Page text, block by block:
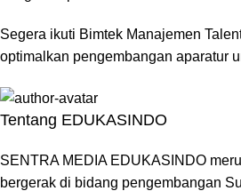
Segera ikuti Bimtek Manajemen
optimalkan pengembangan aparatur
Tentang EDUKASINDO
SENTRA MEDIA EDUKASINDO
bergerak di bidang pengembangan